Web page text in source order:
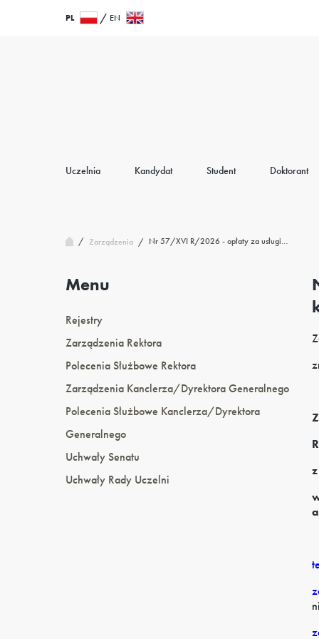
PL EN
Uczelnia Kandydat Student Doktorant
/ Zarządzenia / Nr 57/XVI R/2026 - opłaty za usługi…
Menu
Rejestry
Zarządzenia Rektora
Polecenia Służbowe Rektora
Zarządzenia Kanclerza/Dyrektora Generalnego
Polecenia Służbowe Kanclerza/Dyrektora
Generalnego
Uchwały Senatu
Uchwały Rady Uczelni